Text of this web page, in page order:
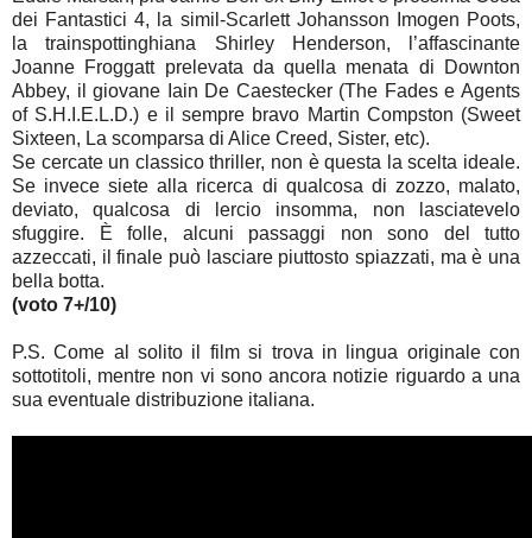
dei Fantastici 4, la simil-Scarlett Johansson Imogen Poots,
la trainspottinghiana Shirley Henderson, l’affascinante
Joanne Froggatt prelevata da quella menata di Downton
Abbey, il giovane Iain De Caestecker (The Fades e Agents
of S.H.I.E.L.D.) e il sempre bravo Martin Compston (Sweet
Sixteen, La scomparsa di Alice Creed, Sister, etc).
Se cercate un classico thriller, non è questa la scelta ideale.
Se invece siete alla ricerca di qualcosa di zozzo, malato,
deviato, qualcosa di lercio insomma, non lasciatevelo
sfuggire. È folle, alcuni passaggi non sono del tutto
azzeccati, il finale può lasciare piuttosto spiazzati, ma è una
bella botta.
(voto 7+/10)
P.S. Come al solito il film si trova in lingua originale con
sottotitoli, mentre non vi sono ancora notizie riguardo a una
sua eventuale distribuzione italiana.